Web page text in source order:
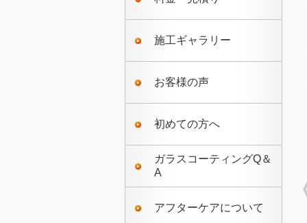
施工ギャラリー
お客様の声
初めての方へ
ガラスコーティングQ＆
A
アフターケアについて